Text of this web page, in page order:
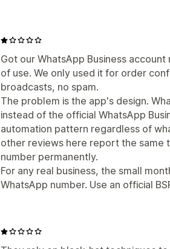
Got our WhatsApp Business
of use. We only used it for order
broadcasts, no spam.
The problem is the app's design.
instead of the official WhatsApp
automation pattern regardless of
other reviews here report the same
number permanently.
For any real business, the small
WhatsApp number. Use an official